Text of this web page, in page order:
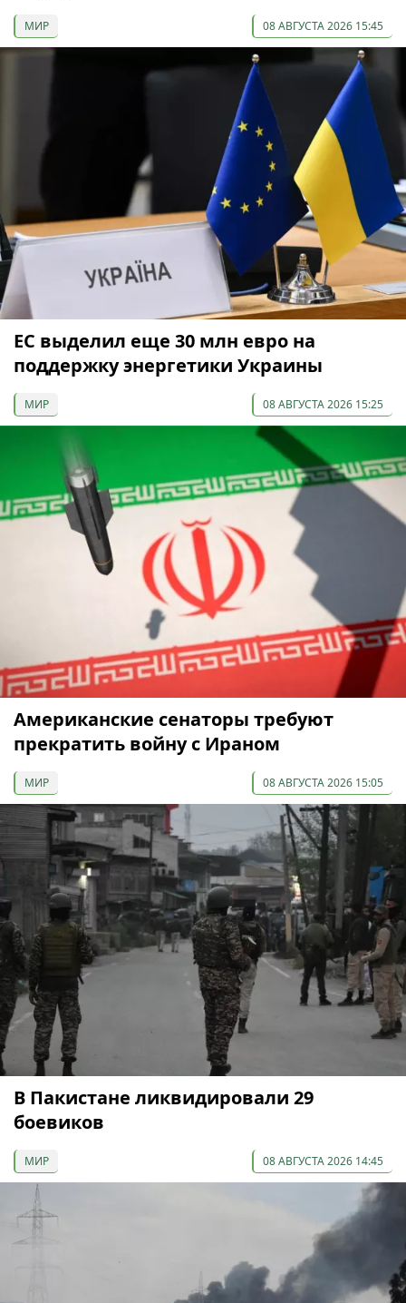
МИР 08 АВГУСТА 2026 15:45
ЕС выделил еще 30 млн евро на
поддержку энергетики Украины
МИР 08 АВГУСТА 2026 15:25
Американские сенаторы требуют
прекратить войну с Ираном
МИР 08 АВГУСТА 2026 15:05
В Пакистане ликвидировали 29
боевиков
МИР 08 АВГУСТА 2026 14:45